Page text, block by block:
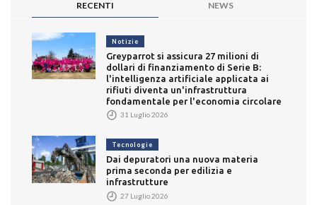
RECENTI NEWS
Notizie
Greyparrot si assicura 27 milioni di
dollari di finanziamento di Serie B:
l'intelligenza artificiale applicata ai
rifiuti diventa un'infrastruttura
fondamentale per l'economia circolare
31 Luglio 2026
Tecnologie
Dai depuratori una nuova materia
prima seconda per edilizia e
infrastrutture
27 Luglio 2026